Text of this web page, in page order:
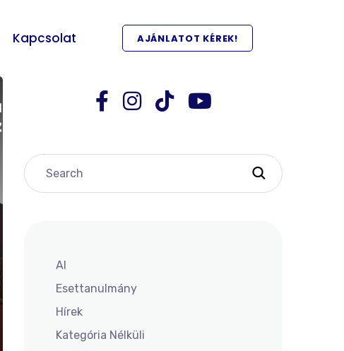
Kapcsolat AJÁNLATOT KÉREK!
AI
Esettanulmány
Hírek
Kategória Nélküli